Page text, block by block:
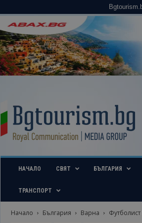
u
i
b
НАЧАЛО СВЯТ БЪЛГАРИЯ
ТРАНСПОРТ
Начало България Варна